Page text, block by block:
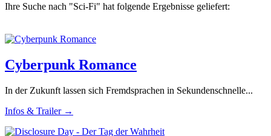
Ihre Suche nach "Sci-Fi" hat folgende Ergebnisse geliefert:
Cyberpunk Romance
In der Zukunft lassen sich Fremdsprachen in Sekundenschnelle...
Infos & Trailer →